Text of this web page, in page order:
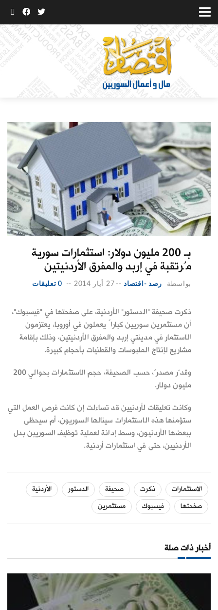
بـ 200 مليون دولار: استثمارات سورية
مُرتقبة في إربد والمفرق الأردنيتين
بواسطة رصد -اقتصاد-- 27 أيار 2014 -- 0 تعليقات
ذكرت صحيفة "الدستور" الأردنية، على صفحتها في "فيسبوك"،
أن مستثمرين سوريين كباراً يعملون في أوروبا، يعتزمون
الاستثمار في مدينتي إربد والمفرق الأردنيتين، وذلك بإقامة
مشاريع لإنتاج الملبوسات والقطنيات بأحجام كبيرة.
وقدّر مصدرٌ، حسب الصحيفة، حجم الاستثمارات بحوالي 200
مليون دولار.
وكانت تعليقات لأردنيين قد تساءلت إن كانت فرص العمل التي
ستؤمنها هذه الاستثمارات سينالها السوريون، أم سيحظى
ببعضها الأردنيون، وسط إدانة لعملية توظيف السوريين بدل
الأردنيين، حتى في استثمارات أردنية.
الاستثمارات ذكرت صحيفة الدستور
الأردنية
صفحتها
فيسبوك مستثمرين
أخبار ذات صلة